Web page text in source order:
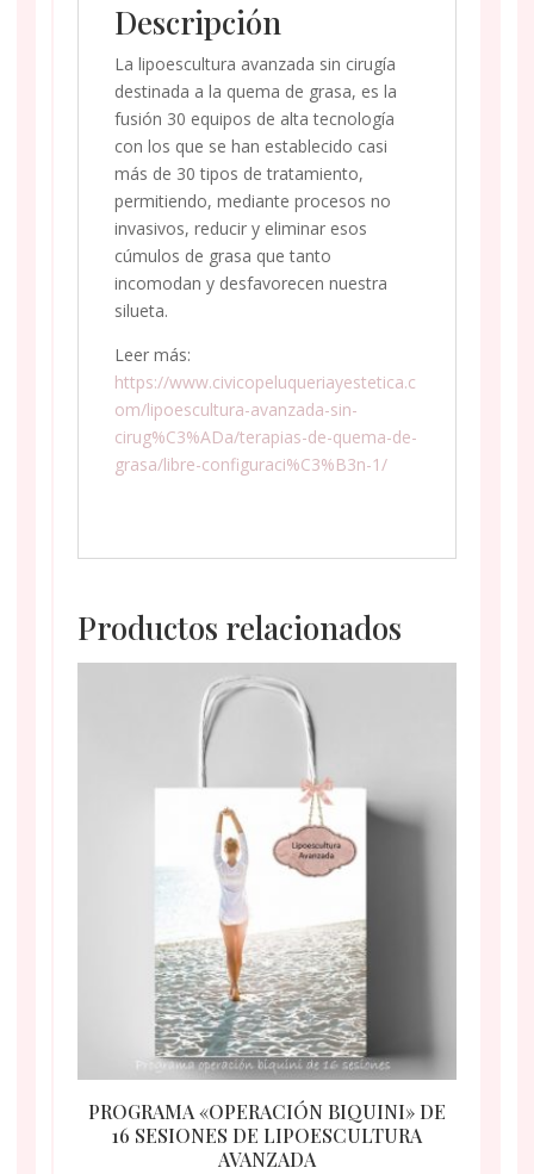
Descripción
La lipoescultura avanzada sin cirugía
destinada a la quema de grasa, es la
fusión 30 equipos de alta tecnología
con los que se han establecido casi
más de 30 tipos de tratamiento,
permitiendo, mediante procesos no
invasivos, reducir y eliminar esos
cúmulos de grasa que tanto
incomodan y desfavorecen nuestra
silueta.
Leer más:
https://www.civicopeluqueriayestetica.c
om/lipoescultura-avanzada-sin-
cirug%C3%ADa/terapias-de-quema-de-
grasa/libre-configuraci%C3%B3n-1/
Productos relacionados
PROGRAMA «OPERACIÓN BIQUINI» DE
16 SESIONES DE LIPOESCULTURA
AVANZADA